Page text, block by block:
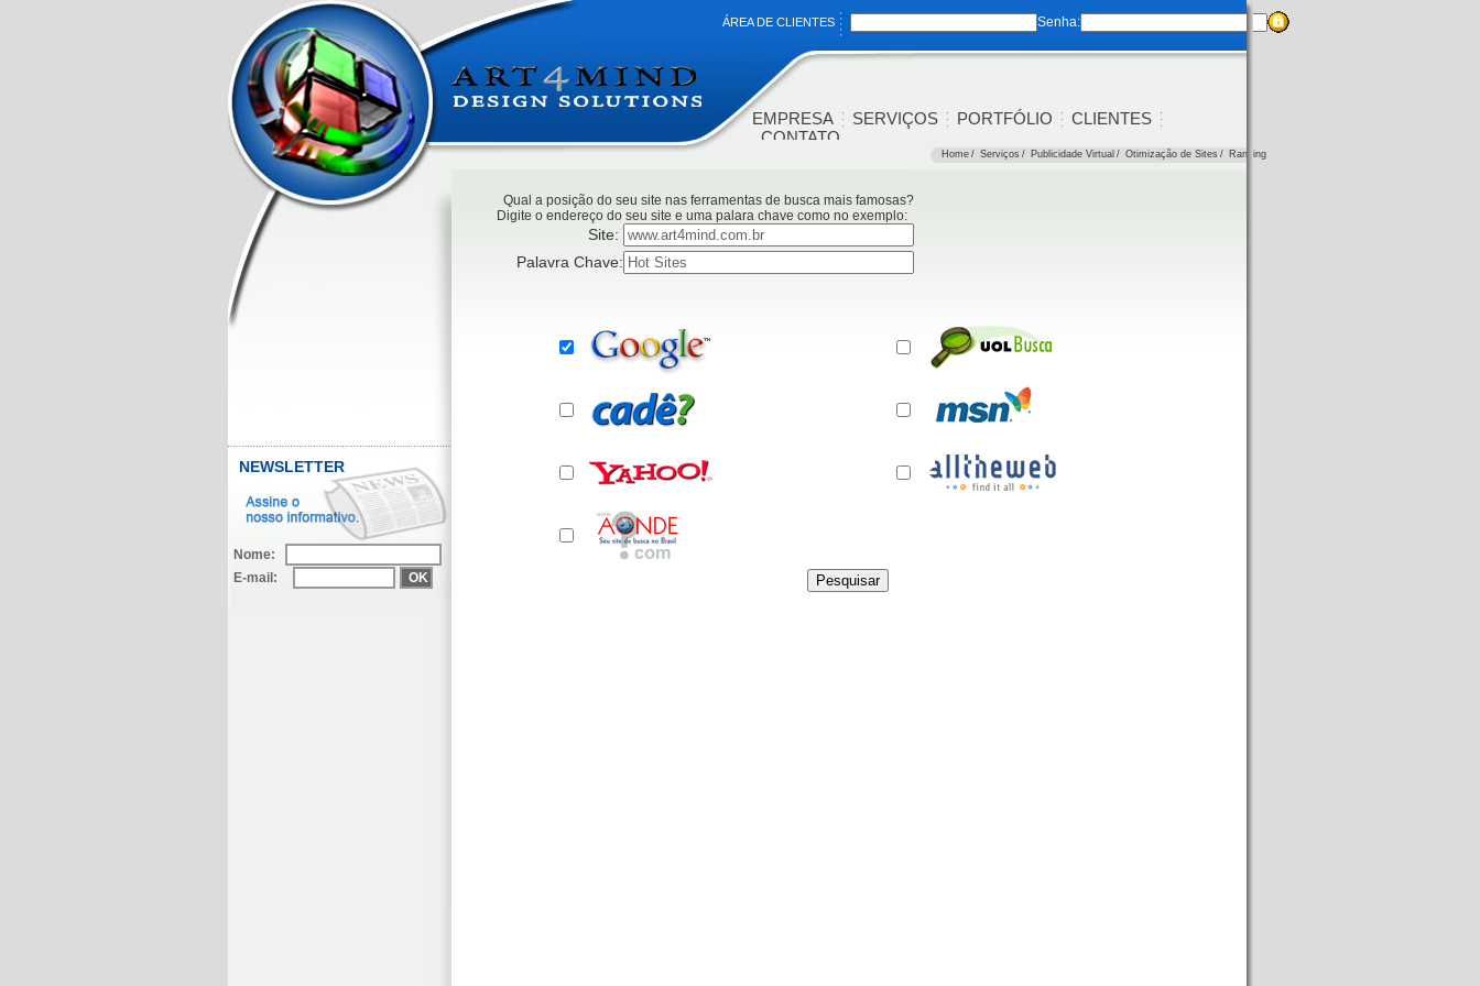
ÁREA DE CLIENTES Senha:
EMPRESA SERVIÇOS PORTFÓLIO
CLIENTES
CONTATO
NEWSLETTER
Nome:
E-mail:
Home / Serviços / Publicidade Virtual / Otimização de Sites / Ranking
Qual a posição do seu site nas ferramentas de busca mais famosas?
Digite o endereço do seu site e uma palara chave como no exemplo:
Site:
Palavra Chave: